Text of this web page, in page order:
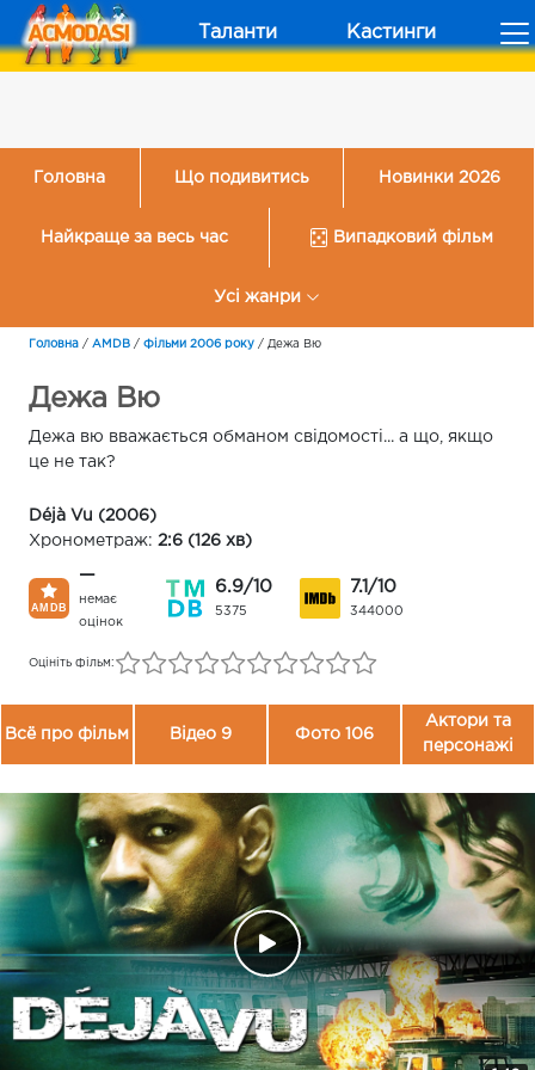
Таланти Кастинги
Головна Що подивитись Новинки 2026
Найкраще за весь час Випадковий фільм
Усі жанри
Головна / AMDB / Фільми 2006 року / Дежа Вю
Дежа Вю
Дежа вю вважається обманом свідомості... а що, якщо
це не так?
Déjà Vu (2006)
Хронометраж: 2:6 (126 хв)
—
немає
оцінок
6.9/10
5375
7.1/10
344000
Оцініть фільм:
Всё про фільм Відео 9 Фото 106
Актори та
персонажі